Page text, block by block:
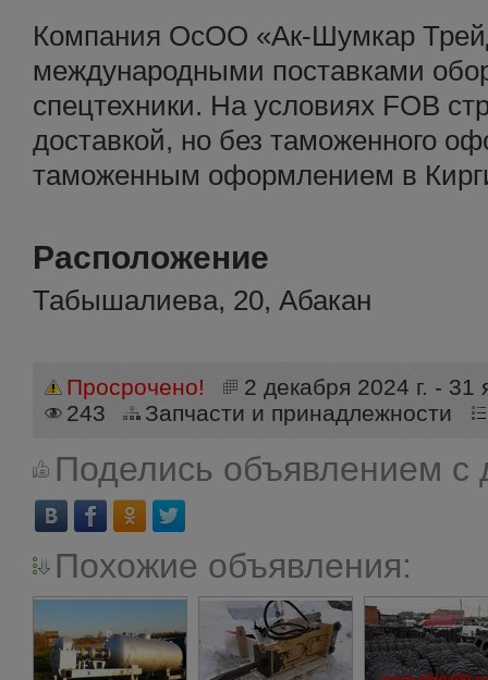
Компания ОсОО «Ак-Шумкар
международными поставками
спецтехники. На условиях FOB
доставкой, но без таможенного
таможенным оформлением в
Расположение
Табышалиева, 20, Абакан
Просрочено!
2 декабря 2024 г. - 31
243
Запчасти и принадлежности
Поделись объявлением с
Похожие объявления: